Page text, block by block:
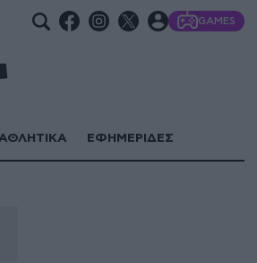
GAMES
ΕΦΗΜΕΡΙΔΕΣ